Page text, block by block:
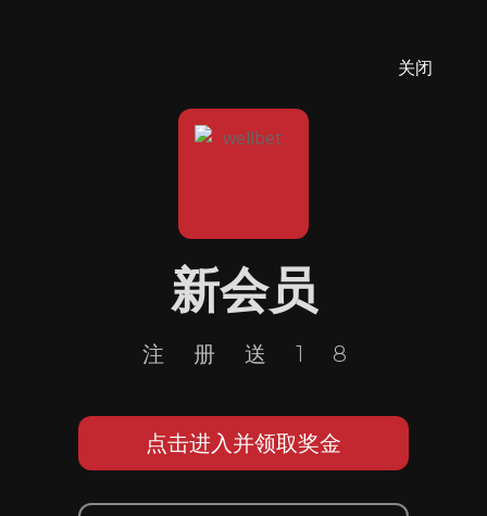
关闭
新会员
注册送18
点击进入并领取奖金